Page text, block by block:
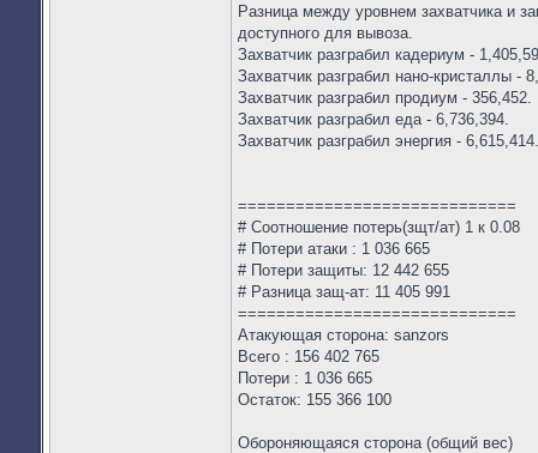
Разница между уровнем захватчика и
доступного для вывоза.
Захватчик разграбил кадериум -
Захватчик разграбил нано-кристаллы -
Захватчик разграбил продиум - 356,452.
Захватчик разграбил еда - 6,736,394.
Захватчик разграбил энергия - 6,615,414.
=============================
# Соотношение потерь(зщт/ат) 1 к 0.08
# Потери атаки : 1 036 665
# Потери защиты: 12 442 655
# Разница защ-ат: 11 405 991
=============================
Атакующая сторона: sanzors
Всего : 156 402 765
Потери : 1 036 665
Остаток: 155 366 100
Обороняющаяся сторона (общий вес)